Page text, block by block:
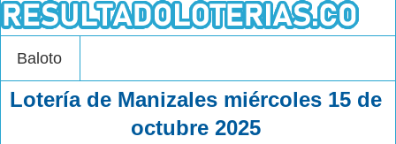
Baloto
Lotería de Manizales miércoles 15 de
octubre 2025